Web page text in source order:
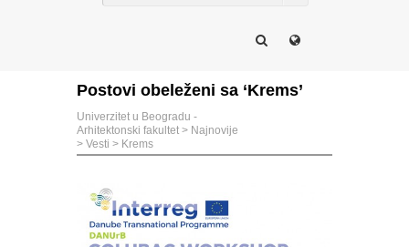
Postovi obeleženi sa ‘Krems’
Univerzitet u Beogradu -
Arhitektonski fakultet > Najnovije
> Vesti > Krems